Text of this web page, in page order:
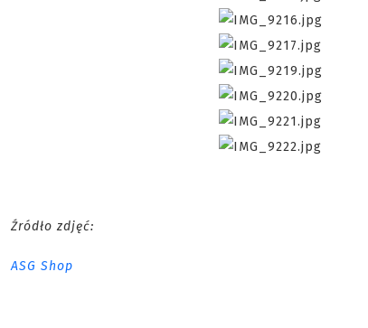
Źródło zdjęć:
ASG Shop